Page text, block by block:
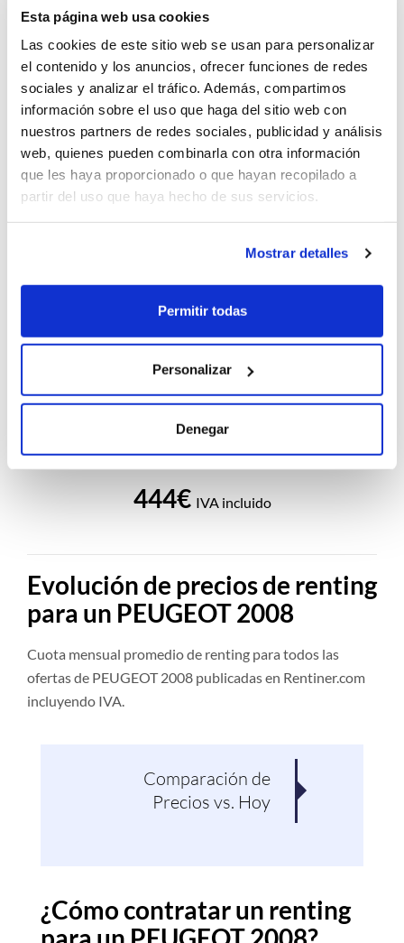
Esta página web usa cookies
Las cookies de este sitio web se usan para personalizar
el contenido y los anuncios, ofrecer funciones de redes
sociales y analizar el tráfico. Además, compartimos
información sobre el uso que haga del sitio web con
nuestros partners de redes sociales, publicidad y análisis
web, quienes pueden combinarla con otra información
que les haya proporcionado o que hayan recopilado a
partir del uso que haya hecho de sus servicios.
Mostrar detalles
Permitir todas
Personalizar
Denegar
PEUGEOT 2008 N2008 Allure Hybrid 145 eDCS6
Híbrido
Consumo Plazas
Ver Detalles
444€ IVA incluido
Evolución de precios de renting
para un PEUGEOT 2008
Cuota mensual promedio de renting para todos las
ofertas de PEUGEOT 2008 publicadas en Rentiner.com
incluyendo IVA.
Comparación de
Precios vs. Hoy
¿Cómo contratar un renting